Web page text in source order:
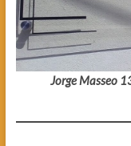
Jorge Masseo